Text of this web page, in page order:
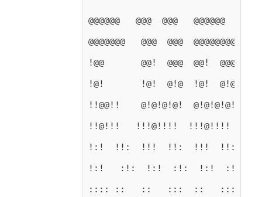
@@@@@@   @@@  @@@   @@@@@@
@@@@@@@   @@@  @@@  @@@@@@@@
!@@       @@!  @@@  @@!  @@@  @@!
!@!       !@!  @!@  !@!  @!@  !@
!!@@!!    @!@!@!@!  @!@!@!@!
!!@!!!   !!!@!!!!  !!!@!!!!
!:!  !!:  !!!  !!:  !!!  !!:
!:!   :!:  !:!  :!:  !:!  :!:
:::: ::   ::   :::  ::   :::